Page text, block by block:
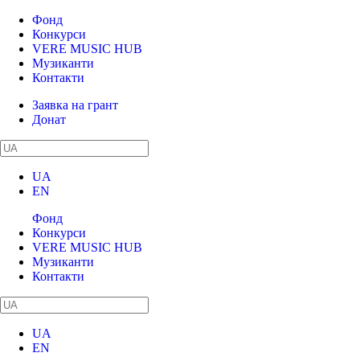
Фонд
Конкурси
VERE MUSIC HUB
Музиканти
Контакти
Заявка на грант
Донат
UA
EN
Фонд
Конкурси
VERE MUSIC HUB
Музиканти
Контакти
UA
EN